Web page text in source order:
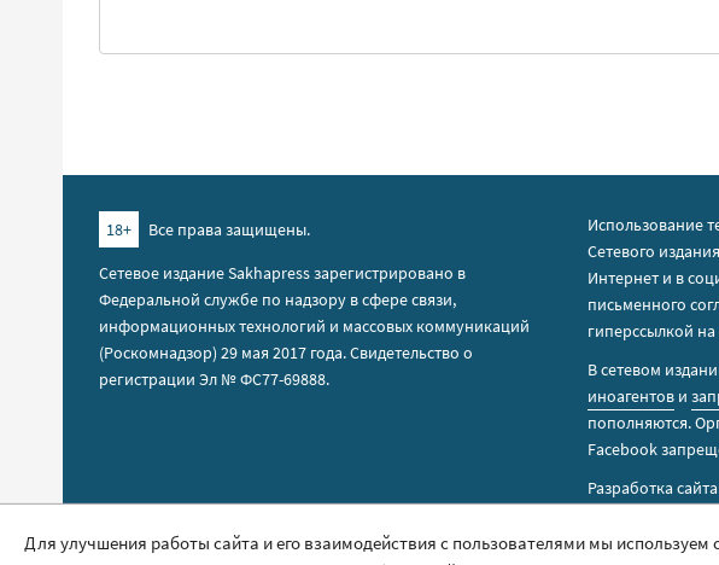
18+
Все права защищены.
Сетевое издание Sakhapress зарегистрировано в
Федеральной службе по надзору в сфере связи,
информационных технологий и массовых коммуникаций
(Роскомнадзор) 29 мая 2017 года. Свидетельство о
регистрации Эл № ФС77-69888.
Использование
Сетевого
Интернет и в
письменного
гиперссылкой на
В сетевом
иноагентов и
пополняются.
Facebook
Разработка
Правила сайта
Для улучшения работы сайта и его взаимодействия с пользователями мы